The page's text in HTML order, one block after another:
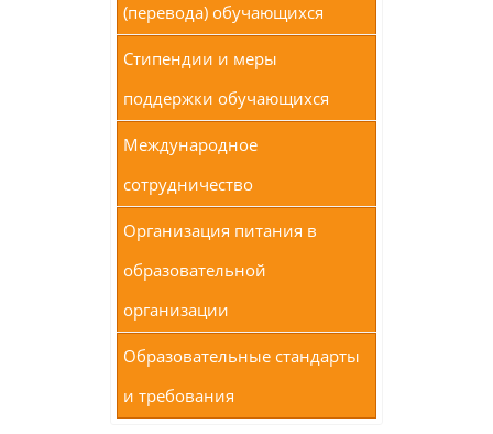
(перевода) обучающихся
Стипендии и меры
поддержки обучающихся
Международное
сотрудничество
Организация питания в
образовательной
организации
Образовательные стандарты
и требования